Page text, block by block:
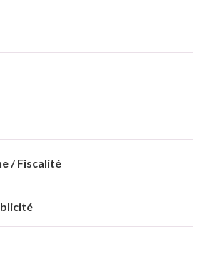
/ Fiscalité